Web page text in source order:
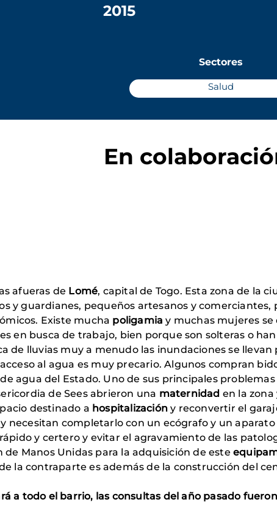
2015
Sectores
Salud
En
afueras de Lomé, capital de Togo. Esta zona de la
y guardianes, pequeños artesanos y
Existe mucha poligamiay muchas mujeres
en busca de trabajo, bien porque son solteras o
de lluvias muy a menudo las inundaciones se
al agua es muy precario. Algunos compran
agua del Estado. Uno de sus principales problemas
de Sees abrieron una maternidad en la
destinado a hospitalizacióny reconvertir el
necesitan completarlo con un ecógrafo y un
y certero y evitar el agravamiento de las
de Manos Unidas para la adquisición de este
la contraparte es además de la construcción del
a todo el barrio, las consultas del año pasado